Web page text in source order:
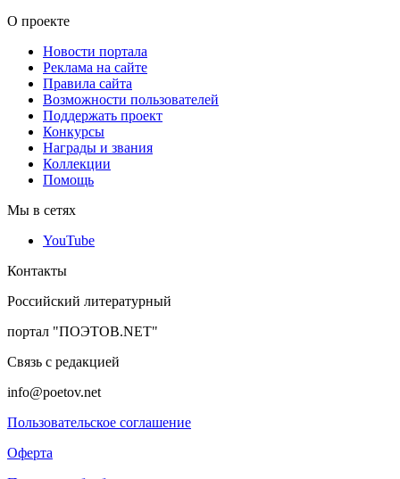
О проекте
Новости портала
Реклама на сайте
Правила сайта
Возможности пользователей
Поддержать проект
Конкурсы
Награды и звания
Коллекции
Помощь
Мы в сетях
YouTube
Контакты
Российский литературный
портал "ПОЭТОВ.NET"
Связь с редакцией
info@poetov.net
Пользовательское соглашение
Оферта